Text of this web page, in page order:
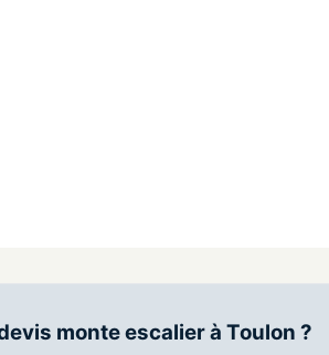
monte escalier à Toulon ?